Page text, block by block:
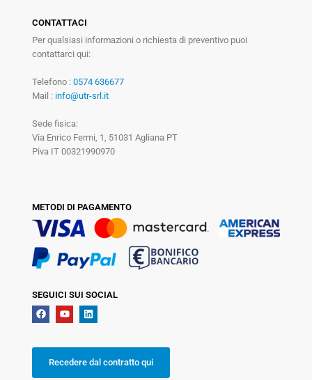
CONTATTACI
Per qualsiasi informazioni o richiesta di preventivo puoi
contattarci qui:
Telefono : 0574 636677
Mail : info@utr-srl.it
Sede fisica:
Via Enrico Fermi, 1, 51031 Agliana PT
Piva IT 00321990970
METODI DI PAGAMENTO
SEGUICI SUI SOCIAL
Recedere dal contratto qui